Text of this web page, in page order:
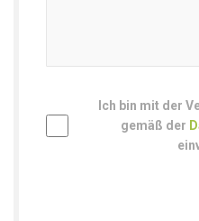
Ich bin mit der
gemäß der